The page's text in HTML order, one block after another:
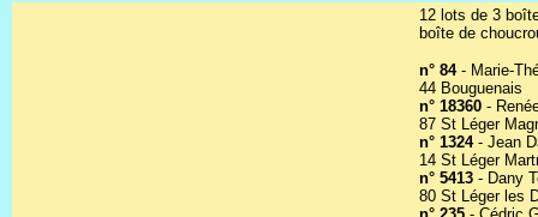
12 lots de 3
boîte de
n° 84- Marie-
44 Bouguenais
n° 18360 -
87 St Léger
n° 1324- Jean
14 St Léger
n° 5413 - Dany
80 St Léger les